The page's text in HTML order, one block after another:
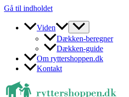
Gå til indholdet
Viden
Dækken-beregner
Dækken-guide
Om ryttershoppen.dk
Kontakt